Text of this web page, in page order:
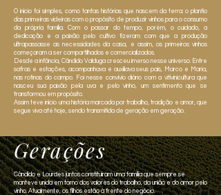
O início foi simples, como tantas histórias que nascem da terra: o plantio
das primeiras videiras com o propósito de produzir vinhos para o consumo
da própria família. Com o passar do tempo, porém, o cuidado, a
dedicação e a paixão pelo cultivo fizeram com que a produção
ultrapassasse as necessidades da casa, e assim, os primeiros vinhos
começaram a ser compartilhados e comercializados.
Desde a infância, Cândido Valduga cresceu imerso nesse universo. Entre
safras e estações, acompanhava e auxiliava seus pais, Marco e Maria,
nas rotinas do campo. Foi nesse convívio diário com a vitivinicultura que
nasceu sua paixão pela uva e pelo vinho, um sentimento que se
transformou em propósito.
Assim teve início uma história marcada por trabalho, tradição e amor, que
segue viva até hoje, sendo transmitida de geração em geração.
Gerações
Cândido e Lourdes juntos constituíram uma família que sempre se
manteve unida em torno dos valores do trabalho, da união e do amor pelo
vinho. Atualmente, os filhos estão à frente do negócio.